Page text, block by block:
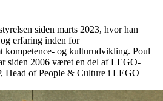
siden marts 2023, hvor han
erfaring inden for
kompetence- og kulturudvikling. Poul
siden 2006 været en del af LEGO-
Head of People & Culture i LEGO